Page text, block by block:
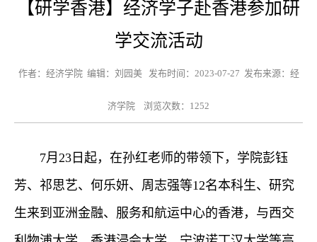
【研学香港】经济学子赴香港参加研
学交流活动
作者：经济学院 编辑：刘园美 发布时间：2023-07-27 发布来源：经
济学院 浏览次数： 1252
7月23日起，在孙红老师的带领下，学院彭钰
芳、祁思艺、何乐妍、周志强等12名本科生、研究
生来到亚洲金融、服务和航运中心的香港，与西交